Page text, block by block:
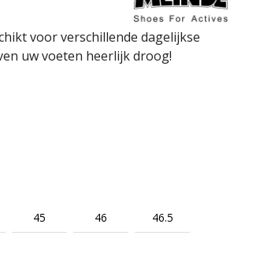
voor verschillende dagelijkse
uw voeten heerlijk droog!
45 46 46.5